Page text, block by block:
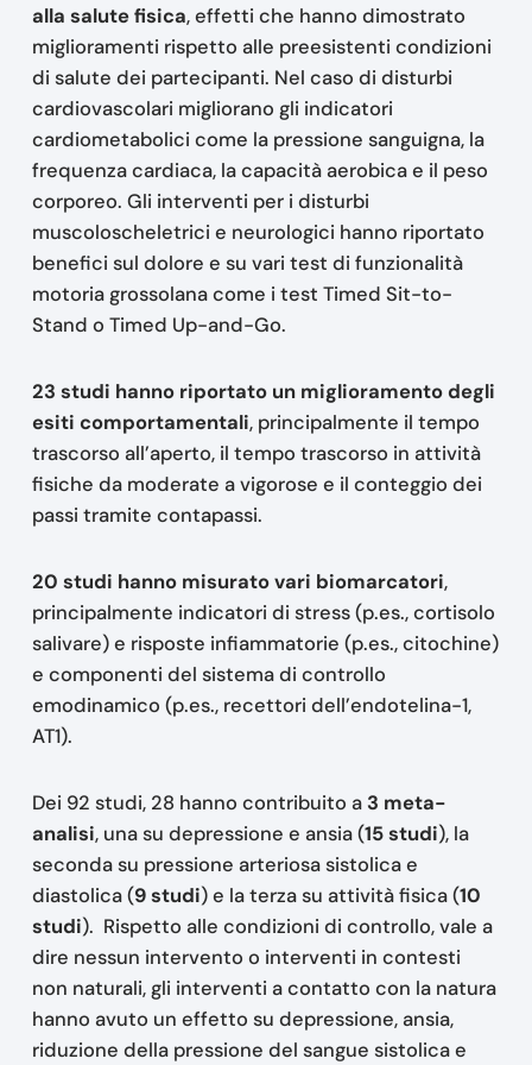
alla salute fisica, effetti che hanno dimostrato
miglioramenti rispetto alle preesistenti condizioni
di salute dei partecipanti. Nel caso di disturbi
cardiovascolari migliorano gli indicatori
cardiometabolici come la pressione sanguigna, la
frequenza cardiaca, la capacità aerobica e il peso
corporeo. Gli interventi per i disturbi
muscoloscheletrici e neurologici hanno riportato
benefici sul dolore e su vari test di funzionalità
motoria grossolana come i test Timed Sit-to-
Stand o Timed Up-and-Go.
23 studi hanno riportato un miglioramento degli
esiti comportamentali, principalmente il tempo
trascorso all’aperto, il tempo trascorso in attività
fisiche da moderate a vigorose e il conteggio dei
passi tramite contapassi.
20 studi hanno misurato vari biomarcatori,
principalmente indicatori di stress (p.es., cortisolo
salivare) e risposte infiammatorie (p.es., citochine)
e componenti del sistema di controllo
emodinamico (p.es., recettori dell’endotelina-1,
AT1).
Dei 92 studi, 28 hanno contribuito a 3 meta-
analisi, una su depressione e ansia (15 studi), la
seconda su pressione arteriosa sistolica e
diastolica (9 studi) e la terza su attività fisica (10
studi). Rispetto alle condizioni di controllo, vale a
dire nessun intervento o interventi in contesti
non naturali, gli interventi a contatto con la natura
hanno avuto un effetto su depressione, ansia,
riduzione della pressione del sangue sistolica e